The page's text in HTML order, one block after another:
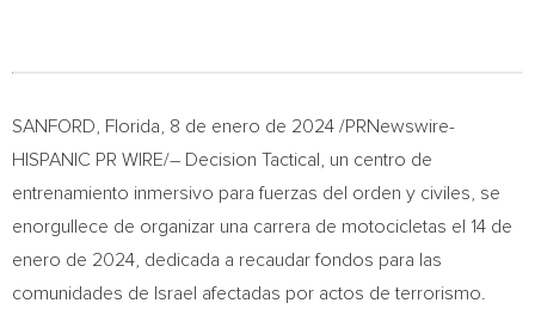
SANFORD, Florida 8 de enero de 2024 /PRNewswire-
HISPANIC PR WIRE/– Decision Tactical, un centro de
entrenamiento inmersivo para fuerzas del orden y civiles, se
enorgullece de organizar una carrera de motocicletas el 14 de
enero de 2024, dedicada a recaudar fondos para las
comunidades de Israel afectadas por actos de terrorismo.